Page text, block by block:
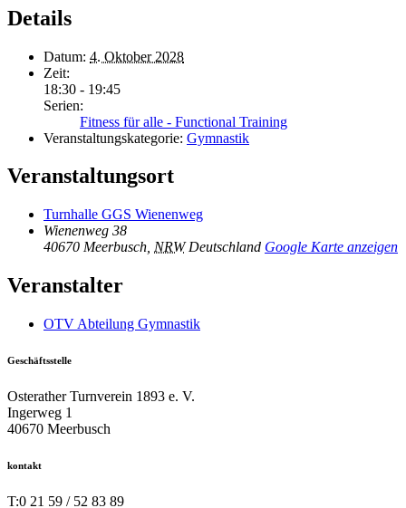
Details
Datum: 4. Oktober 2028
Zeit:
18:30 - 19:45
Serien:
Fitness für alle - Functional Training
Veranstaltungskategorie: Gymnastik
Veranstaltungsort
Turnhalle GGS Wienenweg
Wienenweg 38
40670 Meerbusch NRW Deutschland Google Karte anzeigen
Veranstalter
OTV Abteilung Gymnastik
Geschäftsstelle
Osterather Turnverein 1893 e. V.
Ingerweg 1
40670 Meerbusch
kontakt
T:0 21 59 / 52 83 89